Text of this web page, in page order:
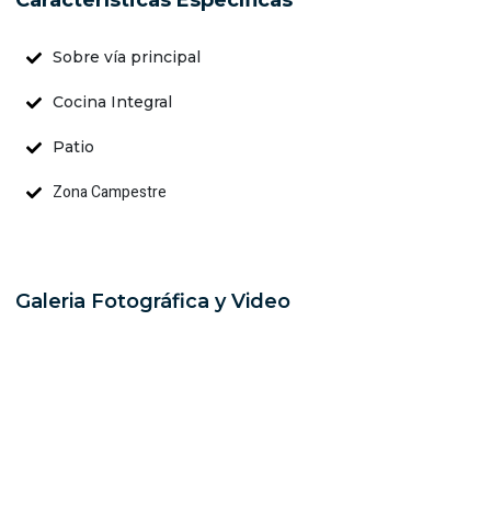
Sobre vía principal
Cocina Integral
Patio
Zona Campestre
Galeria Fotográfica y Video